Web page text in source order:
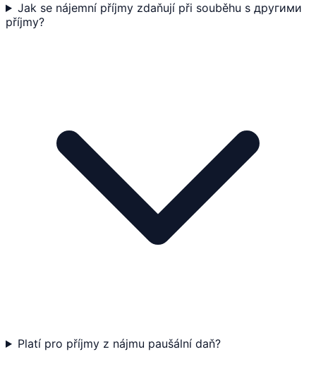
Jak se nájemní příjmy zdaňují při souběhu s другими
příjmy?
Platí pro příjmy z nájmu paušální daň?